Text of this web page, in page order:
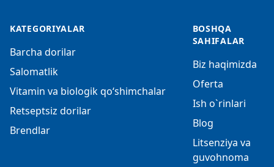
KATEGORIYALAR
Barcha dorilar
Salomatlik
Vitamin va biologik qo‘shimchalar
Retseptsiz dorilar
Brendlar
BOSHQA
SAHIFALAR
Biz haqimizda
Oferta
Ish o`rinlari
Blog
Litsenziya va
guvohnoma